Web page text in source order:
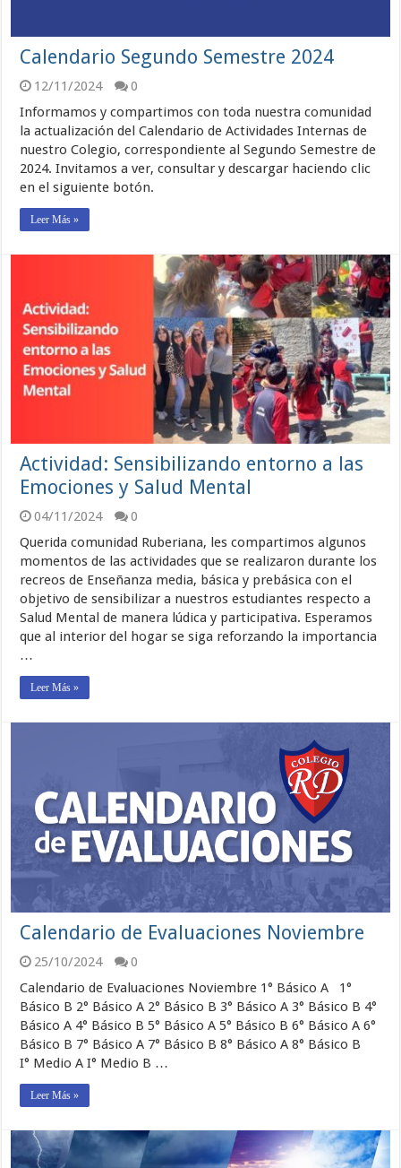
Calendario Segundo Semestre 2024
12/11/2024
0
Informamos y compartimos con toda nuestra comunidad
la actualización del Calendario de Actividades Internas de
nuestro Colegio, correspondiente al Segundo Semestre de
2024. Invitamos a ver, consultar y descargar haciendo clic
en el siguiente botón.
Leer Más »
Actividad: Sensibilizando entorno a las
Emociones y Salud Mental
04/11/2024
0
Querida comunidad Ruberiana, les compartimos algunos
momentos de las actividades que se realizaron durante los
recreos de Enseñanza media, básica y prebásica con el
objetivo de sensibilizar a nuestros estudiantes respecto a
Salud Mental de manera lúdica y participativa. Esperamos
que al interior del hogar se siga reforzando la importancia
…
Leer Más »
Calendario de Evaluaciones Noviembre
25/10/2024
0
Calendario de Evaluaciones Noviembre 1° Básico A 1°
Básico B 2° Básico A 2° Básico B 3° Básico A 3° Básico B 4°
Básico A 4° Básico B 5° Básico A 5° Básico B 6° Básico A 6°
Básico B 7° Básico A 7° Básico B 8° Básico A 8° Básico B
I° Medio A I° Medio B …
Leer Más »